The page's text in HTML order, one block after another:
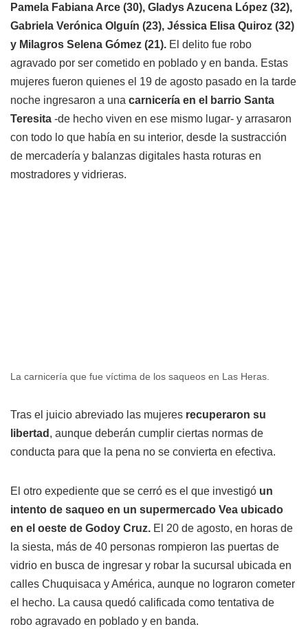
Pamela Fabiana Arce (30), Gladys Azucena López (32),
Gabriela Verónica Olguín (23), Jéssica Elisa Quiroz (32)
y Milagros Selena Gómez (21). El delito fue robo
agravado por ser cometido en poblado y en banda. Estas
mujeres fueron quienes el 19 de agosto pasado en la tarde
noche ingresaron a una carnicería en el barrio Santa
Teresita -de hecho viven en ese mismo lugar- y arrasaron
con todo lo que había en su interior, desde la sustracción
de mercadería y balanzas digitales hasta roturas en
mostradores y vidrieras.
La carnicería que fue víctima de los saqueos en Las Heras.
Tras el juicio abreviado las mujeres recuperaron su
libertad , aunque deberán cumplir ciertas normas de
conducta para que la pena no se convierta en efectiva.
El otro expediente que se cerró es el que investigó un
intento de saqueo en un supermercado Vea ubicado
en el oeste de Godoy Cruz. El 20 de agosto, en horas de
la siesta, más de 40 personas rompieron las puertas de
vidrio en busca de ingresar y robar la sucursal ubicada en
calles Chuquisaca y América, aunque no lograron cometer
el hecho. La causa quedó calificada como tentativa de
robo agravado en poblado y en banda.